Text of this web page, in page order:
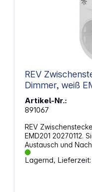
REV
Dimmer, weiß
Artikel-Nr.:
891067
REV
EMD201 20270112.
Austausch und
verlässliche
Durch die
Lagernd,